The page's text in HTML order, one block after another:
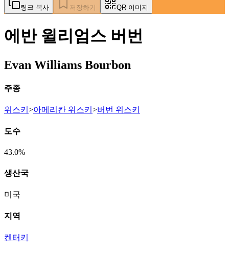
링크 복사 저장하기 QR 이미지
에반 윌리엄스 버번
Evan Williams Bourbon
주종
위스키 >아메리칸 위스키 >버번 위스키
도수
43.0%
생산국
미국
지역
켄터키